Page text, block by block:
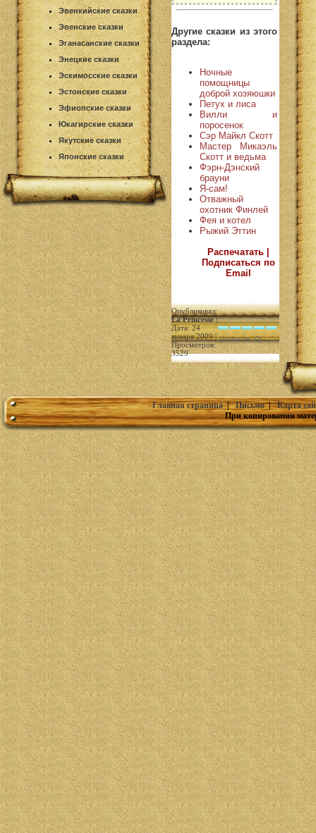
Эвенкийские сказки
Эвенские сказки
Эганасанские сказки
Энецкие сказки
Эскимосские сказки
Эстонские сказки
Эфиопские сказки
Юкагирские сказки
Якутские сказки
Японские сказки
Другие сказки из этого
раздела:
Ночные
помощницы
доброй хозяюшки
Петух и лиса
Вилли и
поросенок
Сэр Майкл Скотт
Мастер Микаэль
Скотт и ведьма
Фэрн-Дэнский
брауни
Я-сам!
Отважный
охотник Финлей
Фея и котел
Рыжий Эттин
Распечатать |
Подписаться по
Email
Опубликовал:
La Princesse|
Дата: 24
января 2009 |
Просмотров:
3529
(голосов: 0)
Главная страница|Письмо|Карта
При копировании